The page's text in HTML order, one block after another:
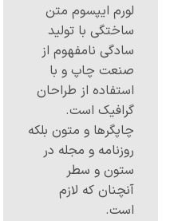
لورم ایپسوم متن
ساختگی با تولید
سادگی نامفهوم از
صنعت چاپ و با
استفاده از طراحان
گرافیک است.
چاپگرها و متون بلکه
روزنامه و مجله در
ستون و سطر
آنچنان که لازم
است.